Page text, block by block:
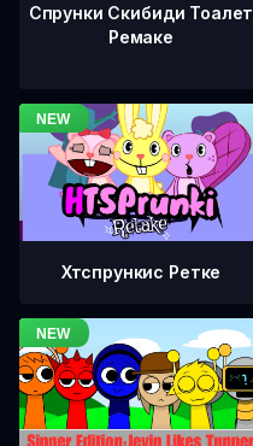
Спрунки Скибиди Тоалет
Ремаке
Хтспрункис Ретке